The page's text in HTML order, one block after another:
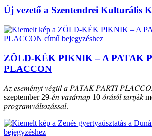
Új vezető a Szentendrei Kulturális
ZÖLD-KÉK PIKNIK – A PATAK
PLACCON
𝐴𝑧 𝑒𝑠𝑒𝑚𝑒́𝑛𝑦𝑡 𝑣𝑒́𝑔𝑢̈𝑙 𝑎 𝑃𝐴𝑇𝐴𝐾 𝑃𝐴𝑅𝑇𝐼
szeptember 29-𝑒́𝑛 𝑣𝑎𝑠𝑎́𝑟𝑛𝑎𝑝 10 𝑜́𝑟𝑎́𝑡𝑜́𝑙 𝑡𝑎𝑟𝑡𝑗á𝑘
𝑝𝑟𝑜𝑔𝑟𝑎𝑚𝑣𝑎́𝑙𝑡𝑜𝑧𝑎́𝑠𝑠𝑎𝑙.